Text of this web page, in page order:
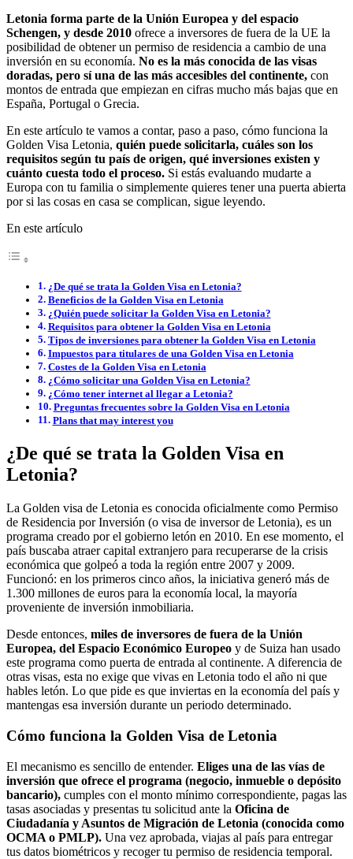
Letonia forma parte de la Unión Europea y del espacio
Schengen, y desde 2010 ofrece a inversores de fuera de la UE la
posibilidad de obtener un permiso de residencia a cambio de una
inversión en su economía. No es la más conocida de las visas
doradas, pero sí una de las más accesibles del continente, con
montos de entrada que empiezan en cifras mucho más bajas que en
España, Portugal o Grecia.
En este artículo te vamos a contar, paso a paso, cómo funciona la
Golden Visa Letonia, quién puede solicitarla, cuáles son los
requisitos según tu país de origen, qué inversiones existen y
cuánto cuesta todo el proceso. Si estás evaluando mudarte a
Europa con tu familia o simplemente quieres tener una puerta abierta
por si las cosas en casa se complican, sigue leyendo.
En este artículo
¿De qué se trata la Golden Visa en Letonia?
Beneficios de la Golden Visa en Letonia
¿Quién puede solicitar la Golden Visa en Letonia?
Requisitos para obtener la Golden Visa en Letonia
Tipos de inversiones para obtener la Golden Visa en Letonia
Impuestos para titulares de una Golden Visa en Letonia
Costes de la Golden Visa en Letonia
¿Cómo solicitar una Golden Visa en Letonia?
¿Cómo tener internet al llegar a Letonia?
Preguntas frecuentes sobre la Golden Visa en Letonia
Plans that may interest you
¿De qué se trata la Golden Visa en
Letonia?
La Golden visa de Letonia es conocida oficialmente como Permiso
de Residencia por Inversión (o visa de inversor de Letonia), es un
programa creado por el gobierno letón en 2010. En ese momento, el
país buscaba atraer capital extranjero para recuperarse de la crisis
económica que golpeó a toda la región entre 2007 y 2009.
Funcionó: en los primeros cinco años, la iniciativa generó más de
1.300 millones de euros para la economía local, la mayoría
proveniente de inversión inmobiliaria.
Desde entonces, miles de inversores de fuera de la Unión
Europea, del Espacio Económico Europeo y de Suiza han usado
este programa como puerta de entrada al continente. A diferencia de
otras visas, esta no exige que vivas en Letonia todo el año ni que
hables letón. Lo que pide es que inviertas en la economía del país y
mantengas esa inversión durante un periodo determinado.
Cómo funciona la Golden Visa de Letonia
El mecanismo es sencillo de entender. Eliges una de las vías de
inversión que ofrece el programa (negocio, inmueble o depósito
bancario), cumples con el monto mínimo correspondiente, pagas las
tasas asociadas y presentas tu solicitud ante la Oficina de
Ciudadanía y Asuntos de Migración de Letonia (conocida como
OCMA o PMLP). Una vez aprobada, viajas al país para entregar
tus datos biométricos y recoger tu permiso de residencia temporal.